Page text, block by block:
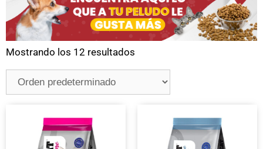
Mostrando los 12 resultados